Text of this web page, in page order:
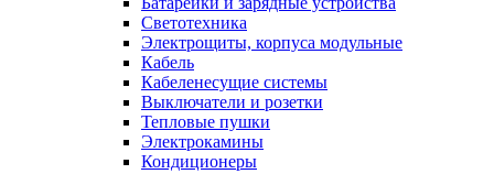
Светотехника
Электрощиты, корпуса модульные
Кабель
Кабеленесущие системы
Выключатели и розетки
Тепловые пушки
Электрокамины
Кондиционеры